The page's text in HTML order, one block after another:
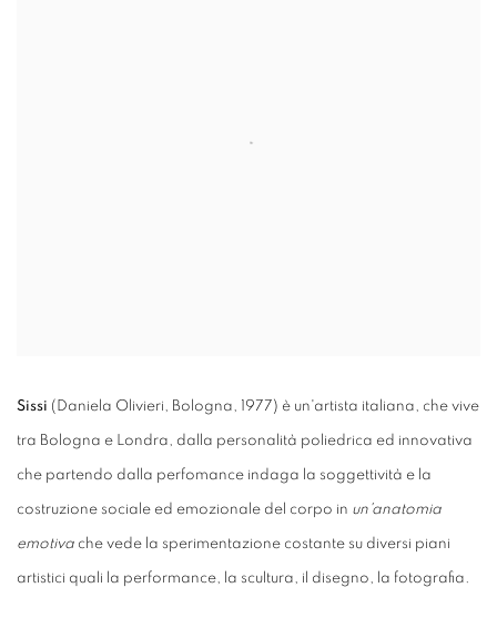
Sissi (Daniela Olivieri, Bologna, 1977) è un'artista italiana, che vive
tra Bologna e Londra, dalla personalità poliedrica ed innovativa
che partendo dalla perfomance indaga la soggettività e la
costruzione sociale ed emozionale del corpo in un'anatomia
emotiva che vede la sperimentazione costante su diversi piani
artistici quali la performance, la scultura, il disegno, la fotografia.